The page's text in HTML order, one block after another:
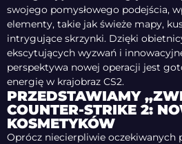
swojego pomysłowego podejścia,
elementy, takie jak świeże mapy,
intrygujące skrzynki. Dzięki
ekscytujących wyzwań i
perspektywa nowej operacji jest
energię w krajobraz CS2.
PRZEDSTAWIAMY
COUNTER-STRIKE 2:
KOSMETYKÓW
Oprócz niecierpliwie oczekiwanych